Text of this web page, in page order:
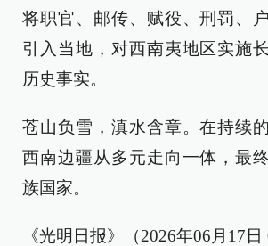
将职官、邮传、赋役、刑罚、
引入当地，对西南夷地区实施
历史事实。
苍山负雪，滇水含章。在持续
西南边疆从多元走向一体，最
族国家。
《光明日报》（2026年06月17日